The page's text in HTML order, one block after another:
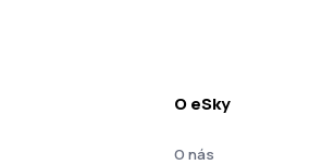
O eSky
O nás